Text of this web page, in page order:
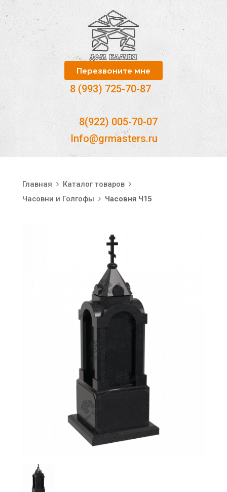
8 (993) 725-70-87 -
8(922) 005-70-07
Info@grmasters.ru
Перезвоните мне
Главная
Каталог товаров
Часовни и Голгофы
Часовня Ч15